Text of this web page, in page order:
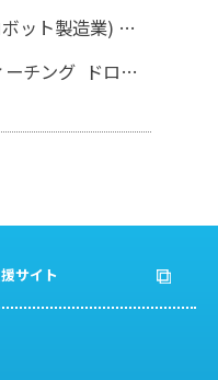
その他の製造業(ロボット製造業)はん用機
ーチング ドローン
サイト